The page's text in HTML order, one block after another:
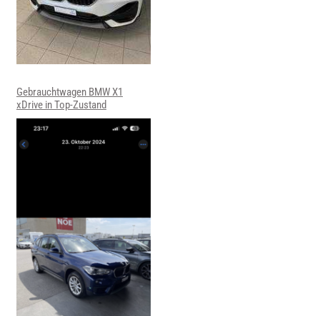
Gebrauchtwagen BMW X1
xDrive in Top-Zustand